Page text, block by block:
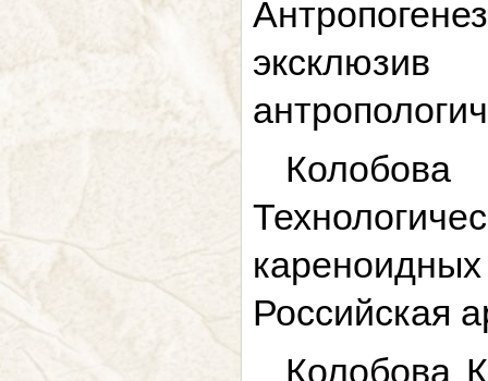
Российская
Колобова